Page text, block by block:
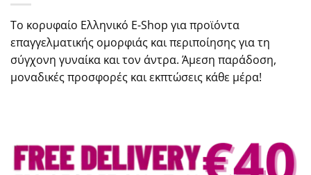
Το κορυφαίο Ελληνικό E-Shop για προϊόντα
επαγγελματικής ομορφιάς και περιποίησης για τη
σύγχονη γυναίκα και τον άντρα. Άμεση παράδοση,
μοναδικές προσφορές και εκπτώσεις κάθε μέρα!